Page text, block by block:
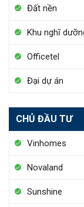
Đất nền
Khu nghĩ
Officetel
Đại dự án
CHỦ ĐẦU TƯ
Vinhomes
Novaland
Sunshine